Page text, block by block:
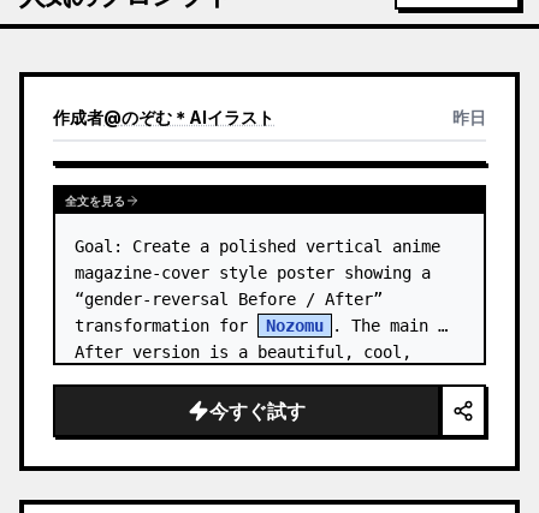
作成者@のぞむ＊AIイラスト 昨日
全文を見る
Goal: Create a polished vertical anime
magazine-cover style poster showing a
“gender-reversal Before / After”
transformation for
Nozomu
. The main
After version is a beautiful, cool,
今すぐ試す